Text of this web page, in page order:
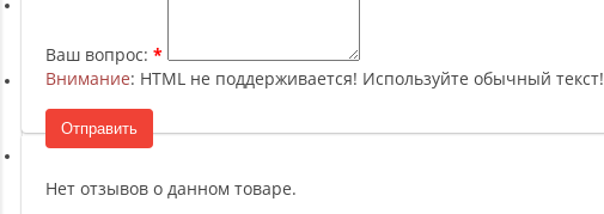
Волейбол
Системы хранения
Ваш вопрос:
Внимание: HTML не поддерживается! Используйте обычный текст!
Отправить
Нет отзывов о данном товаре.